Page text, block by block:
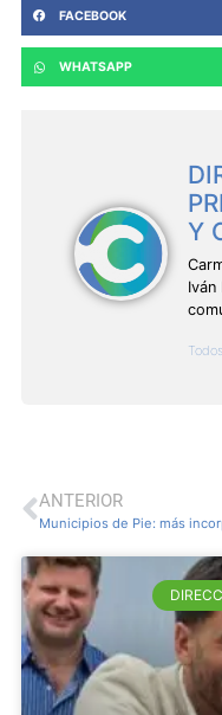
FACEBOOK
WHATSAPP
Y
Iván
ANTERIOR